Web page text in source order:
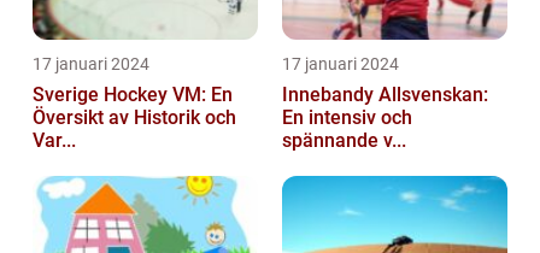
17 januari 2024
Sverige Hockey VM: En
Översikt av Historik och
Var...
17 januari 2024
Innebandy Allsvenskan:
En intensiv och
spännande v...